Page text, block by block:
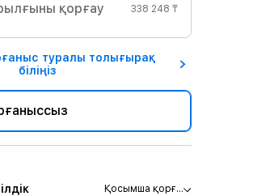
қорғау 338 248 ₸
туралы толығырақ
біліңіз
Қосымша қорғ...